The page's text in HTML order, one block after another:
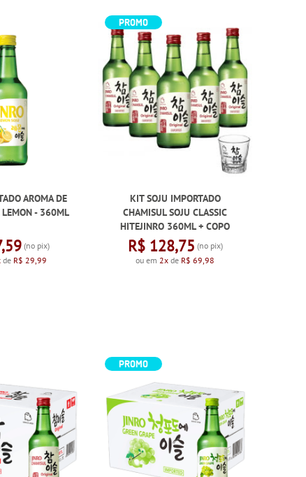
AROMA DE
LEMON - 360ML
(no pix)
de R$ 29,99
PROMO
KIT SOJU IMPORTADO
CHAMISUL SOJU CLASSIC
HITEJINRO 360ML + COPO
R$ 128,75 (no pix)
ou em 2x de R$ 69,98
PROMO